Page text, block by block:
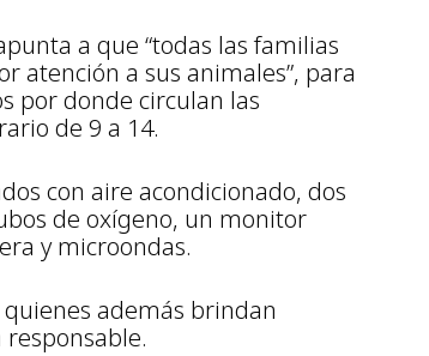
a que “todas las familias
atención a sus animales”, para
por donde circulan las
de 9 a 14.
con aire acondicionado, dos
de oxígeno, un monitor
y microondas.
además brindan